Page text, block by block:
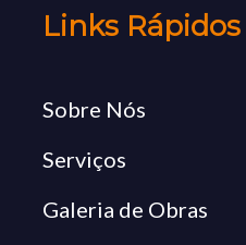
Links Rápidos
Sobre Nós
Serviços
Galeria de Obras